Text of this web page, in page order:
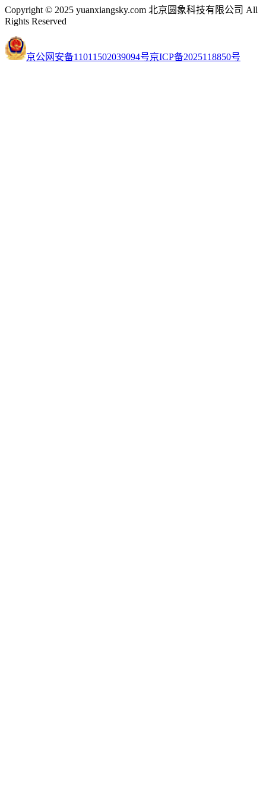
Copyright © 2025 yuanxiangsky.com 北京圆象科技有限公司 All
Rights Reserved
京公网安备11011502039094号京ICP备2025118850号